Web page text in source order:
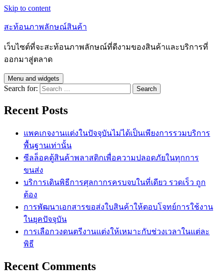
Skip to content
สะท้อนภาพลักษณ์สินค้า
เว็บไซต์ที่จะสะท้อนภาพลักษณ์ที่ดีงามของสินค้าและบริการที่
ออกมาสู่ตลาด
Menu and widgets
Search for:
Recent Posts
แพคเกจงานแต่งในปัจจุบันไม่ได้เป็นเพียงการรวมบริการ
พื้นฐานเท่านั้น
ซีลล็อคตู้สินค้าพลาสติกเพื่อความปลอดภัยในทุกการ
ขนส่ง
บริการเดินพิธีการศุลกากรครบจบในที่เดียว รวดเร็ว ถูก
ต้อง
การพัฒนาเอกสารขอส่งใบสินค้าให้ตอบโจทย์การใช้งาน
ในยุคปัจจุบัน
การเลือกวงดนตรีงานแต่งให้เหมาะกับช่วงเวลาในแต่ละ
พิธี
Recent Comments